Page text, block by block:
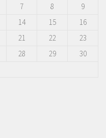
7 8
9
14 15
16
21 22
23
28 29
30